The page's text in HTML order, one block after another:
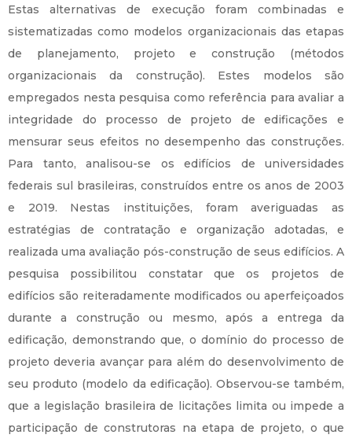
Estas alternativas de execução foram combinadas e
sistematizadas como modelos organizacionais das etapas
de planejamento, projeto e construção (métodos
organizacionais da construção). Estes modelos são
empregados nesta pesquisa como referência para avaliar a
integridade do processo de projeto de edificações e
mensurar seus efeitos no desempenho das construções.
Para tanto, analisou-se os edifícios de universidades
federais sul brasileiras, construídos entre os anos de 2003
e 2019. Nestas instituições, foram averiguadas as
estratégias de contratação e organização adotadas, e
realizada uma avaliação pós-construção de seus edifícios. A
pesquisa possibilitou constatar que os projetos de
edifícios são reiteradamente modificados ou aperfeiçoados
durante a construção ou mesmo, após a entrega da
edificação, demonstrando que, o domínio do processo de
projeto deveria avançar para além do desenvolvimento de
seu produto (modelo da edificação). Observou-se também,
que a legislação brasileira de licitações limita ou impede a
participação de construtoras na etapa de projeto, o que